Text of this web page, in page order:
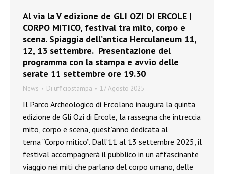
Al via la V edizione de GLI OZI DI ERCOLE |
CORPO MITICO, festival tra mito, corpo e
scena. Spiaggia dell’antica Herculaneum 11,
12, 13 settembre. Presentazione del
programma con la stampa e avvio delle
serate 11 settembre ore 19.30
News Di ufficiostampa 17 Agosto 2025
Il Parco Archeologico di Ercolano inaugura la quinta
edizione de Gli Ozi di Ercole, la rassegna che intreccia
mito, corpo e scena, quest’anno dedicata al
tema “Corpo mitico”. Dall’11 al 13 settembre 2025, il
festival accompagnerà il pubblico in un affascinante
viaggio nei miti che parlano del corpo umano, delle